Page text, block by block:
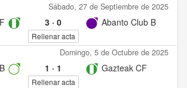
Sábado, 27 de Septiembre de 2025
3· 0 Abanto Club B
Rellenar acta
Domingo, 5 de Octubre de 2025
1 · 1 Gazteak CF
Rellenar acta